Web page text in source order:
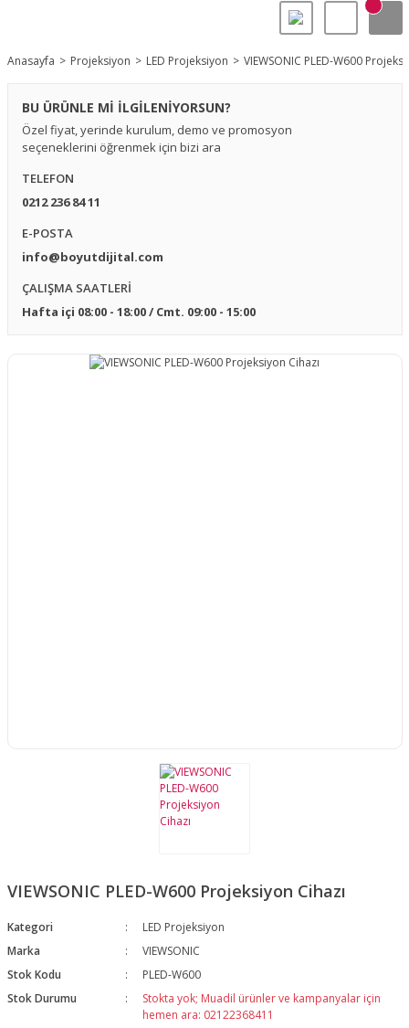
Anasayfa Projeksiyon LED Projeksiyon VIEWSONIC PLED-W600
BU ÜRÜNLE Mİ İLGİLENİYORSUN?
Özel fiyat, yerinde kurulum, demo ve promosyon
seçeneklerini öğrenmek için bizi ara
TELEFON
0212 236 84 11
E-POSTA
info@boyutdijital.com
ÇALIŞMA SAATLERİ
Hafta içi 08:00 - 18:00 / Cmt. 09:00 - 15:00
VIEWSONIC PLED-W600 Projeksiyon Cihazı
Kategori
LED Projeksiyon
Marka
VIEWSONIC
Stok Kodu
PLED-W600
Stok Durumu
Stokta yok; Muadil ürünler ve kampanyalar için
hemen ara: 02122368411